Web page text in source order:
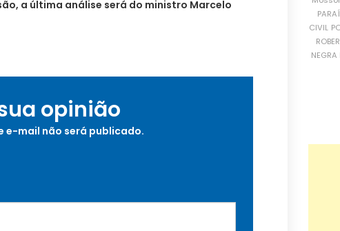
a última análise será do ministro Marcelo
opinião
e-mail não será publicado.
CIVIL
NEGRA